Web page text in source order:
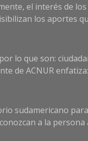
el interés de
los aportes
lo que son:
de ACNUR
sudamericano
a la persona